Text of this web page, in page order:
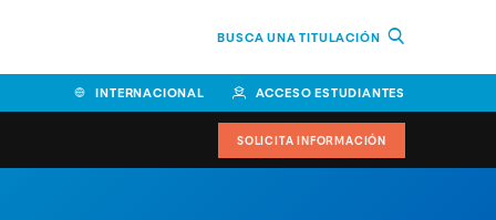
BUSCA UNA TITULACIÓN
INTERNACIONAL ACCESO ESTUDIANTES
SOLICITA INFORMACIÓN